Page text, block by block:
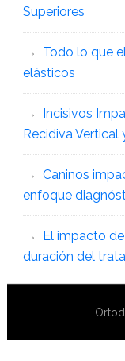
Superiores
Todo lo que
elásticos
Incisivos
Recidiva Vertical
Caninos
enfoque
El impacto
duración del